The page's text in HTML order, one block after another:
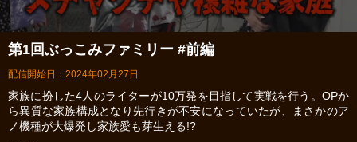
第1回ぶっこみファミリー #前編
配信開始日：2024年02月27日
家族に扮した4人のライターが10万発を目指して実戦を行う。OPか
ら異質な家族構成となり先行きが不安になっていたが、まさかのア
ノ機種が大爆発し家族愛も芽生える!?